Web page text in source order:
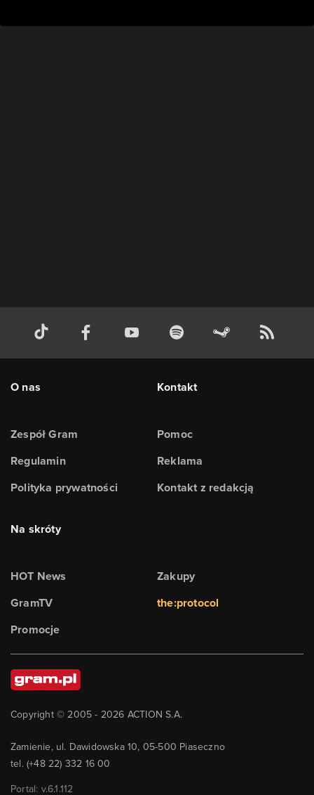
O nas
Zespół Gram
Regulamin
Polityka prywatności
Kontakt
Pomoc
Reklama
Kontakt z redakcją
Na skróty
HOT News
GramTV
Promocje
Zakupy
the:protocol
Copyright © 2005 - 2026 ACTION S.A.
Zamienie, ul. Dawidowska 10, 05-500 Piaseczno
tel. (+48 22) 332 16 00
Portal: v.6.1.112